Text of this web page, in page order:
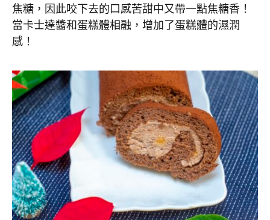
焦糖，因此咬下去的口感苦甜中又帶一點焦糖香！
當卡士達醬和蛋糕體相融，增加了蛋糕體的濕潤
感！